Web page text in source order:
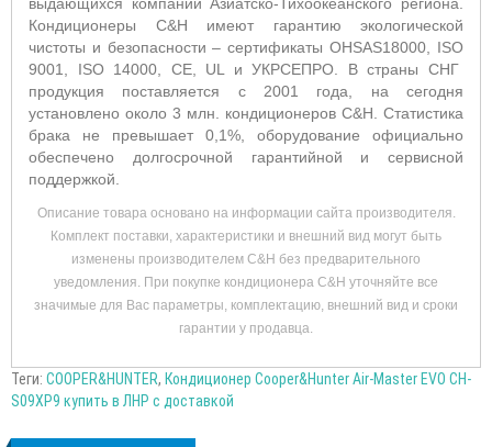
выдающихся компаний Азиатско-Тихоокеанского региона.
Кондиционеры C&H имеют гарантию экологической
чистоты и безопасности – сертификаты OHSAS18000, ISO
9001, ISO 14000, CE, UL и УКРСЕПРО. В страны СНГ
продукция поставляется с 2001 года, на сегодня
установлено около 3 млн. кондиционеров C&H. Статистика
брака не превышает 0,1%, оборудование официально
обеспечено долгосрочной гарантийной и сервисной
поддержкой.
Описание товара основано на информации сайта производителя.
Комплект поставки, характеристики и внешний вид могут быть
изменены производителем C&H без предварительного
уведомления. При покупке кондиционера C&H уточняйте все
значимые для Вас параметры, комплектацию, внешний вид и сроки
гарантии у продавца.
Теги: COOPER&HUNTER, Кондиционер Cooper&Hunter Air-Master EVO CH-
S09XP9 купить в ЛНР с доставкой